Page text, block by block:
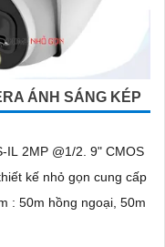
ÁNH SÁNG KÉP
kế nhỏ gọn cung cấp
: 50m hồng ngoại, 50m